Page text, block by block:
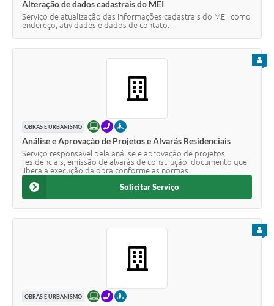
Alteração de dados cadastrais do MEI
Serviço de atualização das informações cadastrais do MEI, como
endereço, atividades e dados de contato.
OBRAS E URBANISMO ONLINETELEFONEPRESENCIAL
Análise e Aprovação de Projetos e Alvarás Residenciais
Serviço responsável pela análise e aprovação de projetos
residenciais, emissão de alvarás de construção, documento que
libera a execução da obra conforme as normas.
Solicitar Serviço
OBRAS E URBANISMO ONLINETELEFONEPRESENCIAL